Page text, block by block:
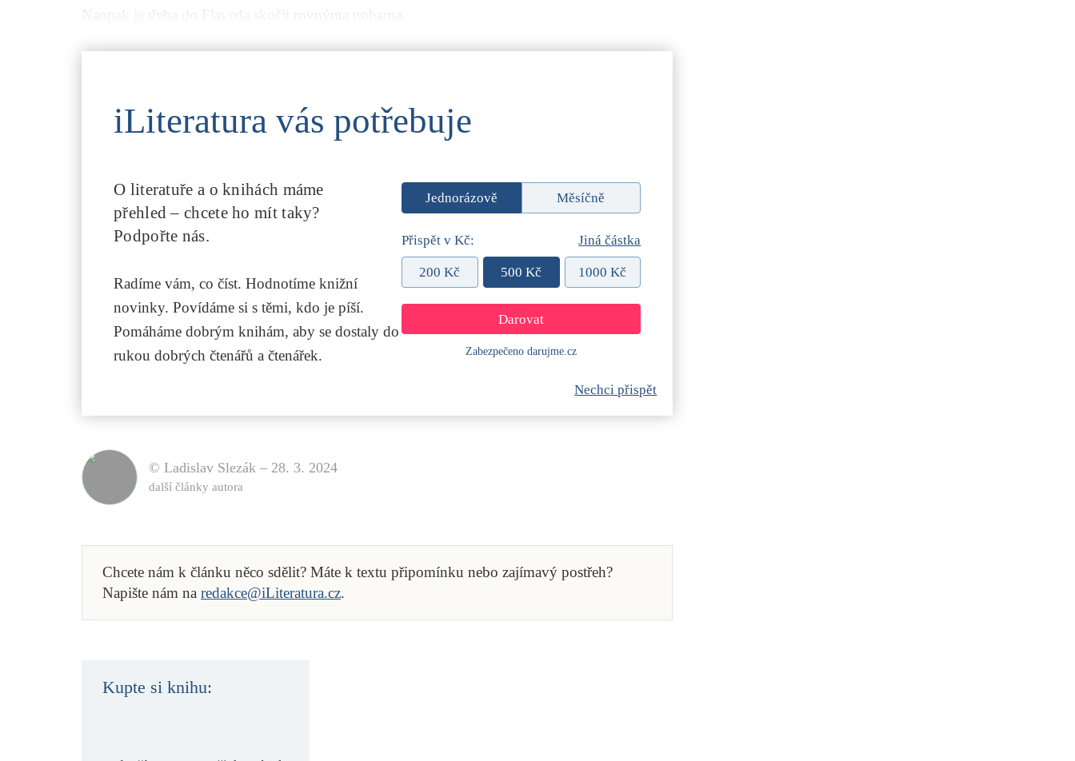
iLiteratura vás potřebuje
O literatuře a o knihách máme
přehled – chcete ho mít taky?
Podpořte nás.
Radíme vám, co číst. Hodnotíme knižní
novinky. Povídáme si s těmi, kdo je píší.
Pomáháme dobrým knihám, aby se dostaly do
rukou dobrých čtenářů a čtenářek.
Jednorázově Měsíčně
Přispět v Kč: Jiná částka
200 Kč 500 Kč 1000 Kč
Zabezpečeno darujme.cz
Nechci přispět
© Ladislav Slezák – 28. 3. 2024
další články autora
Chcete nám k článku něco sdělit? Máte k textu připomínku nebo zajímavý postřeh?
Napište nám na redakce@iLiteratura.cz.
Kupte si knihu: